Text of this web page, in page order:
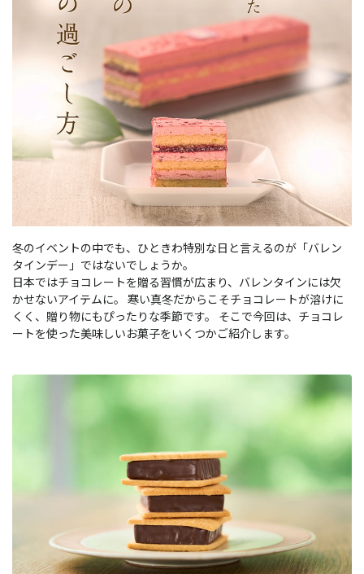
冬のイベントの中でも、ひときわ特別な日と言えるのが「バレン
タインデー」ではないでしょうか。
日本ではチョコレートを贈る習慣が広まり、バレンタインには欠
かせないアイテムに。 寒い真冬だからこそチョコレートが溶けに
くく、贈り物にもぴったりな季節です。 そこで今回は、チョコレ
ートを使った美味しいお菓子をいくつかご紹介します。